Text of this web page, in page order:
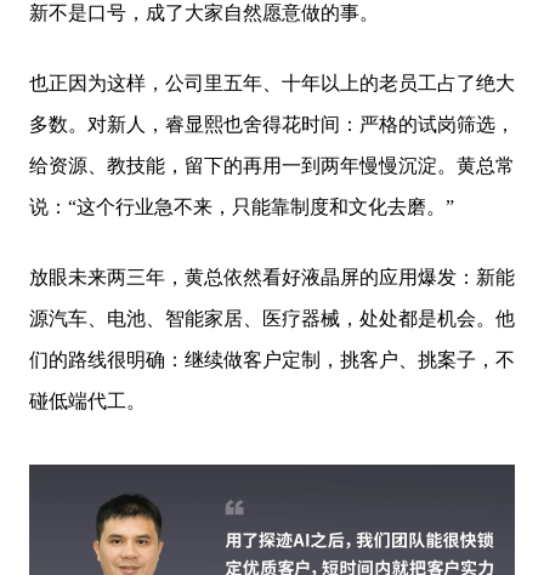
新不是口号，成了大家自然愿意做的事。
也正因为这样，公司里五年、十年以上的老员工占了绝大
多数。对新人，睿显熙也舍得花时间：严格的试岗筛选，
给资源、教技能，留下的再用一到两年慢慢沉淀。黄总常
说：“这个行业急不来，只能靠制度和文化去磨。”
放眼未来两三年，黄总依然看好液晶屏的应用爆发：新能
源汽车、电池、智能家居、医疗器械，处处都是机会。他
们的路线很明确：继续做客户定制，挑客户、挑案子，不
碰低端代工。